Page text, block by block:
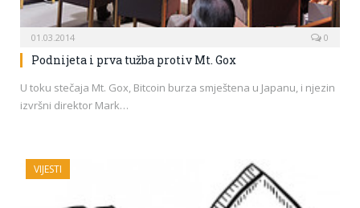
01.03.2014 0
Podnijeta i prva tužba protiv Mt. Gox
U toku stečaja Mt. Gox, Bitcoin burza smještena u Japanu, i njezin
izvršni direktor Mark…
VIJESTI